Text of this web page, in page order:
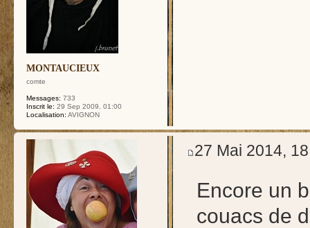
MONTAUCIEUX
comte
Messages: 733
Inscrit le: 29 Sep 2009, 01:00
Localisation: AVIGNON
27 Mai 2014,
Encore un
couacs de